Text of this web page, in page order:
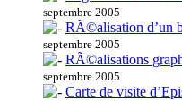
septembre 2005
RÃ©alisation d’un
septembre 2005
RÃ©alisations
septembre 2005
Carte de visite